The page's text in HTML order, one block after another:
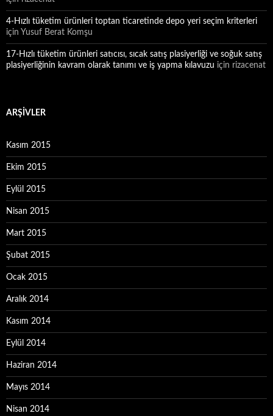
4-Hızlı tüketim ürünleri toptan ticaretinde depo yeri seçim kriterleri
için Yusuf Berat Komşu
17-Hızlı tüketim ürünleri satıcısı, sıcak satış plasiyerliği ve soğuk satış
plasiyerliğinin kavram olarak tanımı ve iş yapma kılavuzu için rizacenat
ARŞIVLER
Kasım 2015
Ekim 2015
Eylül 2015
Nisan 2015
Mart 2015
Şubat 2015
Ocak 2015
Aralık 2014
Kasım 2014
Eylül 2014
Haziran 2014
Mayıs 2014
Nisan 2014